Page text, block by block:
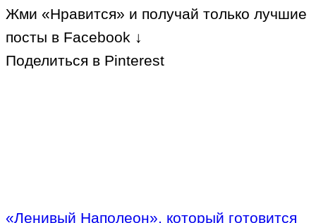
Жми «Нравится» и получай только лучшие
посты в Facebook ↓
Поделиться в Pinterest
«Ленивый Наполеон», который готовится